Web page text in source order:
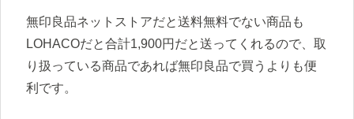
無印良品ネットストアだと送料無料でない商品も
LOHACOだと合計1,900円だと送ってくれるので、取
り扱っている商品であれば無印良品で買うよりも便
利です。